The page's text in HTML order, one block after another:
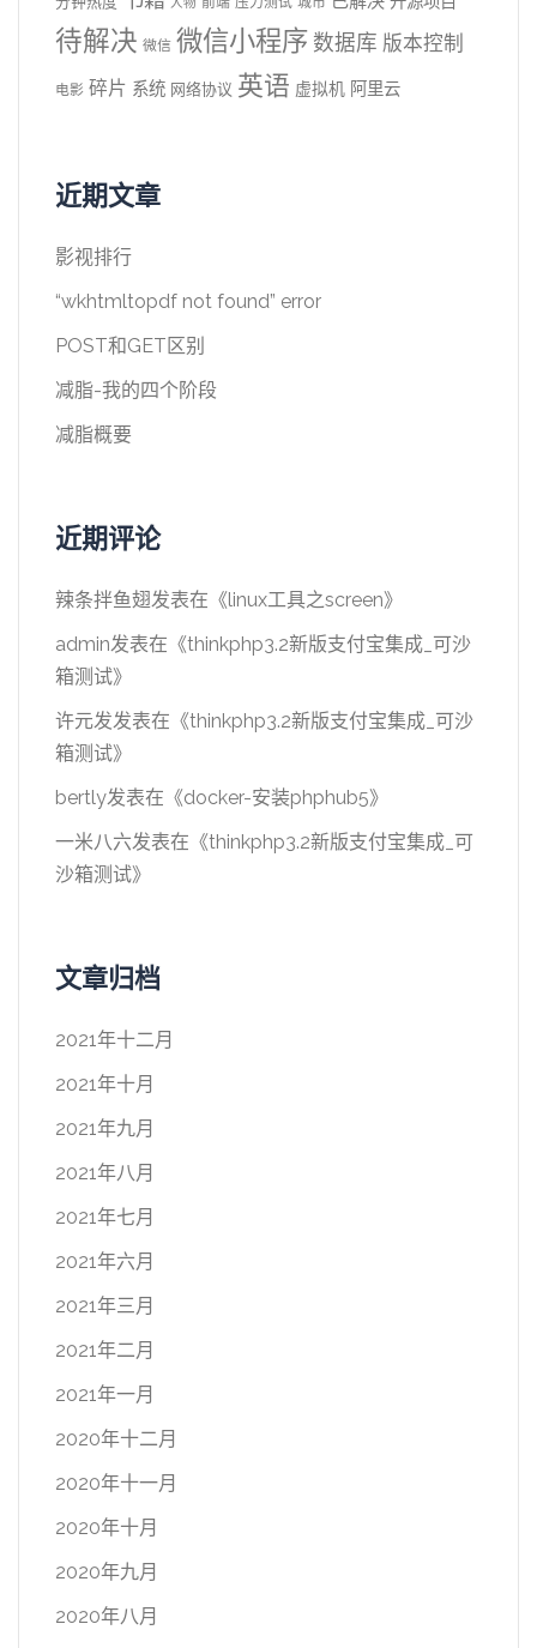
待解决 微信 微信小程序 数据库 版本控制
电影 碎片 系统 网络协议 英语 虚拟机 阿里云
近期文章
影视排行
“wkhtmltopdf not found” error
POST和GET区别
减脂-我的四个阶段
减脂概要
近期评论
辣条拌鱼翅发表在《linux工具之screen》
admin发表在《thinkphp3.2新版支付宝集成_可沙
箱测试》
许元发发表在《thinkphp3.2新版支付宝集成_可沙
箱测试》
bertly发表在《docker-安装phphub5》
一米八六发表在《thinkphp3.2新版支付宝集成_可
沙箱测试》
文章归档
2021年十二月
2021年十月
2021年九月
2021年八月
2021年七月
2021年六月
2021年三月
2021年二月
2021年一月
2020年十二月
2020年十一月
2020年十月
2020年九月
2020年八月